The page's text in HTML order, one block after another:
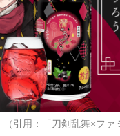
（引用：「刀剣乱舞×ファ